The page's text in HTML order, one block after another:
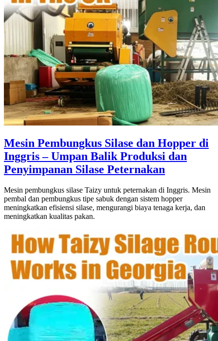
Mesin Pembungkus Silase dan Hopper di
Inggris – Umpan Balik Produksi dan
Penyimpanan Silase Peternakan
Mesin pembungkus silase Taizy untuk peternakan di Inggris. Mesin
pembal dan pembungkus tipe sabuk dengan sistem hopper
meningkatkan efisiensi silase, mengurangi biaya tenaga kerja, dan
meningkatkan kualitas pakan.